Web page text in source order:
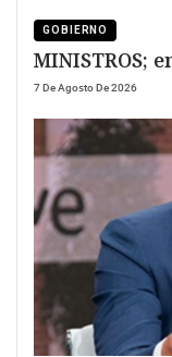
GOBIERNO
MINISTROS;
7 De Agosto De 2026